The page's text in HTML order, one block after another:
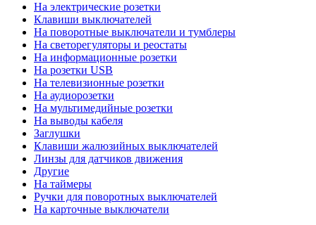
На электрические розетки
Клавиши выключателей
На поворотные выключатели и тумблеры
На светорегуляторы и реостаты
На информационные розетки
На розетки USB
На телевизионные розетки
На аудиорозетки
На мультимедийные розетки
На выводы кабеля
Заглушки
Клавиши жалюзийных выключателей
Линзы для датчиков движения
Другие
На таймеры
Ручки для поворотных выключателей
На карточные выключатели